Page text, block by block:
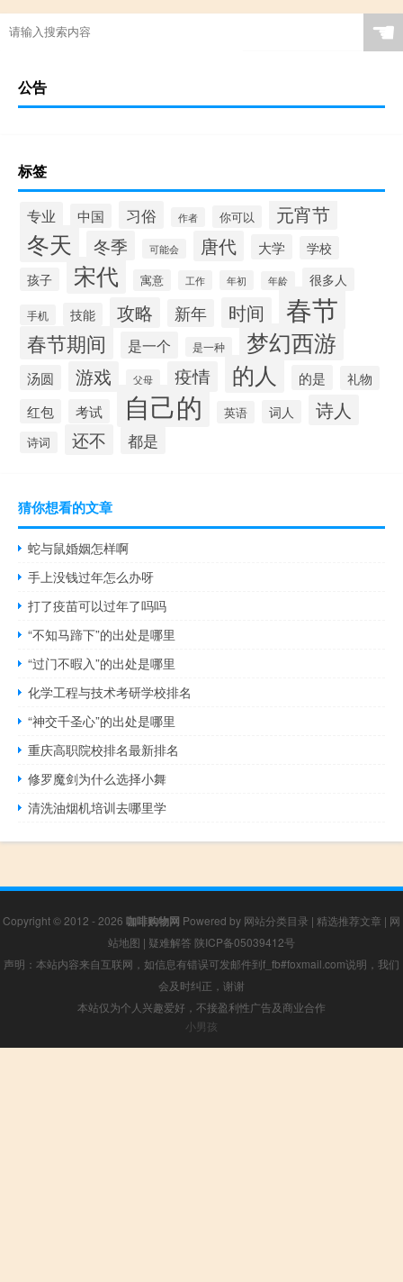
☚
公告
标签
专业 中国 习俗 作者 你可以 元宵节
冬天 冬季 可能会 唐代 大学
学校
孩子
宋代 寓意 工作 年初 年龄 很多人
手机 技能 攻略 新年 时间 春节
春节期间 是一个 是一种 梦幻西游
汤圆 游戏 父母 疫情 的人 的是
礼物
红包
考试 自己的 英语 词人 诗人
诗词 还不 都是
猜你想看的文章
蛇与鼠婚姻怎样啊
手上没钱过年怎么办呀
打了疫苗可以过年了吗吗
“不知马蹄下”的出处是哪里
“过门不暇入”的出处是哪里
化学工程与技术考研学校排名
“神交千圣心”的出处是哪里
重庆高职院校排名最新排名
修罗魔剑为什么选择小舞
清洗油烟机培训去哪里学
Copyright © 2012 - 2026 咖啡购物网 Powered by 网站分类目录 | 精选推荐文章 | 网
站地图 | 疑难解答 陕ICP备05039412号
声明：本站内容来自互联网，如信息有错误可发邮件到f_fb#foxmail.com说明，我们
会及时纠正，谢谢
本站仅为个人兴趣爱好，不接盈利性广告及商业合作
小男孩